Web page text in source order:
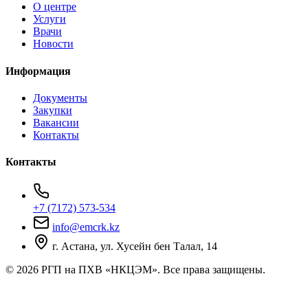
О центре
Услуги
Врачи
Новости
Информация
Документы
Закупки
Вакансии
Контакты
Контакты
+7 (7172) 573-534
info@emcrk.kz
г. Астана, ул. Хусейн бен Талал, 14
© 2026 РГП на ПХВ «НКЦЭМ». Все права защищены.